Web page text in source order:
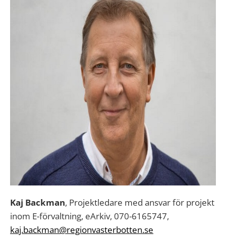
Kaj Backman, Projektledare med ansvar för projekt
inom E-förvaltning, eArkiv, 070-6165747,
kaj.backman@regionvasterbotten.se